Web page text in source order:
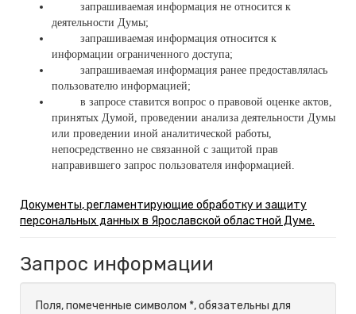
­ запрашиваемая информация не относится к
деятельности Думы;
­ запрашиваемая информация относится к
информации ограниченного доступа;
­ запрашиваемая информация ранее предоставлялась
пользователю информацией;
­ в запросе ставится вопрос о правовой оценке актов,
принятых Думой, проведении анализа деятельности Думы
или проведении иной аналитической работы,
непосредственно не связанной с защитой прав
направившего запрос пользователя информацией.
Документы, регламентирующие обработку и защиту
персональных данных в Ярославской областной Думе.
Запрос информации
Поля, помеченные символом *, обязательны для